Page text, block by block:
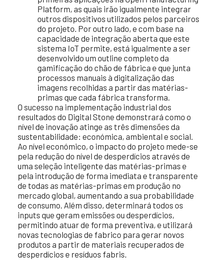
Platform, as quais irão igualmente integrar
outros dispositivos utilizados pelos parceiros
do projeto. Por outro lado, e com base na
capacidade de integração aberta que este
sistema IoT permite, está igualmente a ser
desenvolvido um outline completo da
gamificação do chão de fábrica e que junta
processos manuais à digitalização das
imagens recolhidas a partir das matérias-
primas que cada fábrica transforma.
O sucesso na implementação industrial dos
resultados do Digital Stone demonstrará como o
nível de inovação atinge as três dimensões da
sustentabilidade: económica, ambiental e social.
Ao nível económico, o impacto do projeto mede-se
pela redução do nível de desperdícios através de
uma seleção inteligente das matérias-primas e
pela introdução de forma imediata e transparente
de todas as matérias-primas em produção no
mercado global, aumentando a sua probabilidade
de consumo. Além disso, determinará todos os
inputs que geram emissões ou desperdícios,
permitindo atuar de forma preventiva, e utilizará
novas tecnologias de fabrico para gerar novos
produtos a partir de materiais recuperados de
desperdícios e resíduos fabris.